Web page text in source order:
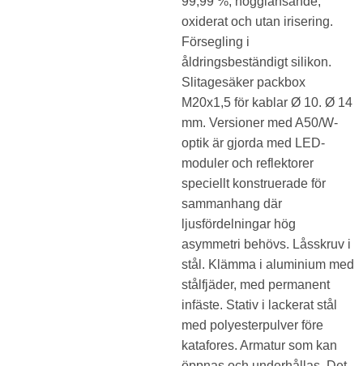
oxiderat och utan irisering.
Försegling i
åldringsbeständigt silikon.
Slitagesäker packbox
M20x1,5 för kablar Ø 10. Ø 14
mm. Versioner med A50/W-
optik är gjorda med LED-
moduler och reflektorer
speciellt konstruerade för
sammanhang där
ljusfördelningar hög
asymmetri behövs. Låsskruv i
stål. Klämma i aluminium med
stålfjäder, med permanent
infäste. Stativ i lackerat stål
med polyesterpulver före
katafores. Armatur som kan